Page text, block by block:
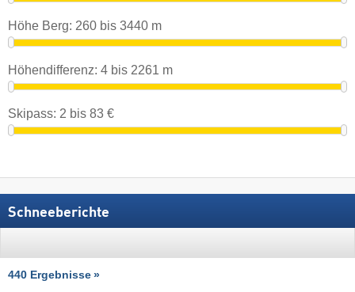
Höhe Berg: 260 bis 3440 m
Höhendifferenz: 4 bis 2261 m
Skipass: 2 bis 83 €
Schneeberichte
440 Ergebnisse